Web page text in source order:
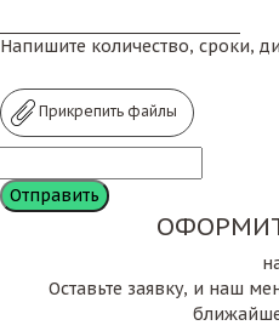
Напишите количество, сроки,
Прикрепить файлы
Оставьте заявку, и наш